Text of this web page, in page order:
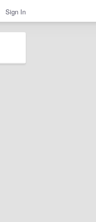
Sign In